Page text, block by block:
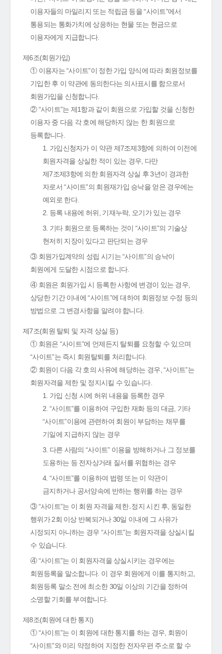
이용자들의 마일리지 또는 적립금 등을 “사이트”에서
통용되는 통화가치에 상응하는 현물 또는 현금으로
이용자에게 지급합니다.
제6조(회원가입)
① 이용자는 “사이트”이 정한 가입 양식에 따라 회원정보를
기입한 후 이 약관에 동의한다는 의사표시를 함으로서
회원가입을 신청합니다.
② “사이트”는 제1항과 같이 회원으로 가입할 것을 신청한
이용자 중 다음 각 호에 해당하지 않는 한 회원으로
등록합니다.
1. 가입신청자가 이 약관 제7조제3항에 의하여 이전에
회원자격을 상실한 적이 있는 경우, 다만
제7조제3항에 의한 회원자격 상실 후 3년이 경과한
자로서 “사이트”의 회원재가입 승낙을 얻은 경우에는
예외로 한다.
2. 등록 내용에 허위, 기재누락, 오기가 있는 경우
3. 기타 회원으로 등록하는 것이 “사이트”의 기술상
현저히 지장이 있다고 판단되는 경우
③ 회원가입계약의 성립 시기는 “사이트”의 승낙이
회원에게 도달한 시점으로 합니다.
④ 회원은 회원가입 시 등록한 사항에 변경이 있는 경우,
상당한 기간 이내에 “사이트”에 대하여 회원정보 수정 등의
방법으로 그 변경사항을 알려야 합니다.
제7조(회원 탈퇴 및 자격 상실 등)
① 회원은 “사이트”에 언제든지 탈퇴를 요청할 수 있으며
“사이트”는 즉시 회원탈퇴를 처리합니다.
② 회원이 다음 각 호의 사유에 해당하는 경우, “사이트”는
회원자격을 제한 및 정지시킬 수 있습니다.
1. 가입 신청 시에 허위 내용을 등록한 경우
2. “사이트”를 이용하여 구입한 재화 등의 대금, 기타
“사이트”이용에 관련하여 회원이 부담하는 채무를
기일에 지급하지 않는 경우
3. 다른 사람의 “사이트” 이용을 방해하거나 그 정보를
도용하는 등 전자상거래 질서를 위협하는 경우
4. “사이트”를 이용하여 법령 또는 이 약관이
금지하거나 공서양속에 반하는 행위를 하는 경우
③ “사이트”는 이 회원 자격을 제한․정지 시킨 후, 동일한
행위가 2회 이상 반복되거나 30일 이내에 그 사유가
시정되지 아니하는 경우 “사이트”는 회원자격을 상실시킬
수 있습니다.
④ “사이트”는 이 회원자격을 상실시키는 경우에는
회원등록을 말소합니다. 이 경우 회원에게 이를 통지하고,
회원등록 말소 전에 최소한 30일 이상의 기간을 정하여
소명할 기회를 부여합니다.
제8조(회원에 대한 통지)
① “사이트”는 이 회원에 대한 통지를 하는 경우, 회원이
“사이트”와 미리 약정하여 지정한 전자우편 주소로 할 수